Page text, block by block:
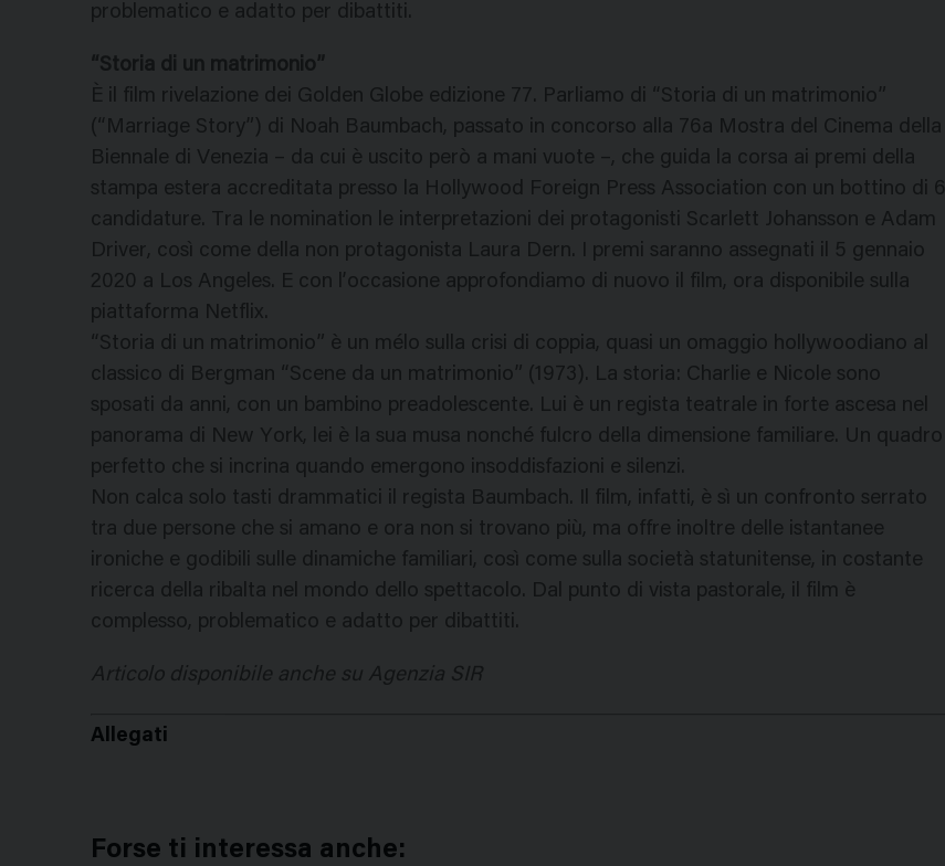
problematico e adatto per dibattiti.
“Storia di un matrimonio”
È il film rivelazione dei Golden Globe edizione 77. Parliamo di “Storia di un matrimonio”
(“Marriage Story”) di Noah Baumbach, passato in concorso alla 76a Mostra del Cinema della
Biennale di Venezia – da cui è uscito però a mani vuote –, che guida la corsa ai premi della
stampa estera accreditata presso la Hollywood Foreign Press Association con un bottino di 6
candidature. Tra le nomination le interpretazioni dei protagonisti Scarlett Johansson e Adam
Driver, così come della non protagonista Laura Dern. I premi saranno assegnati il 5 gennaio
2020 a Los Angeles. E con l’occasione approfondiamo di nuovo il film, ora disponibile sulla
piattaforma Netflix.
“Storia di un matrimonio” è un mélo sulla crisi di coppia, quasi un omaggio hollywoodiano al
classico di Bergman “Scene da un matrimonio” (1973). La storia: Charlie e Nicole sono
sposati da anni, con un bambino preadolescente. Lui è un regista teatrale in forte ascesa nel
panorama di New York, lei è la sua musa nonché fulcro della dimensione familiare. Un quadro
perfetto che si incrina quando emergono insoddisfazioni e silenzi.
Non calca solo tasti drammatici il regista Baumbach. Il film, infatti, è sì un confronto serrato
tra due persone che si amano e ora non si trovano più, ma offre inoltre delle istantanee
ironiche e godibili sulle dinamiche familiari, così come sulla società statunitense, in costante
ricerca della ribalta nel mondo dello spettacolo. Dal punto di vista pastorale, il film è
complesso, problematico e adatto per dibattiti.
Articolo disponibile anche su Agenzia SIR
Allegati
Forse ti interessa anche: